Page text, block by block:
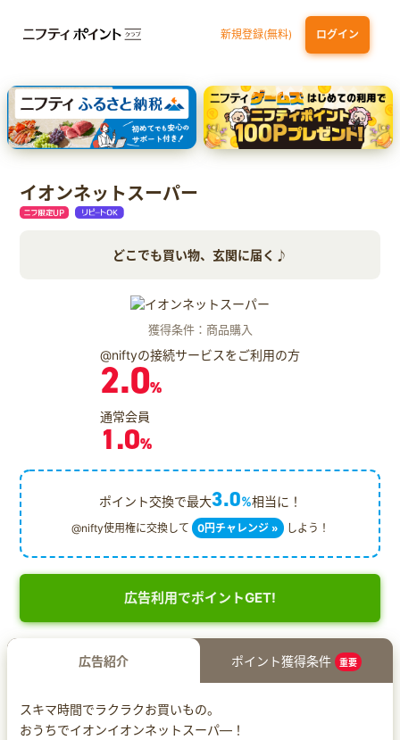
新規登録(無料) ログイン
dカード 九州カードNEXT JCB ORIGINAL SERIES：JCBカード S
三井住友カード ゴールド（NL）（家族カード発行）
【実質初月無料】DMM | Disney+(ディズニープラス) セットプラン
イオンネットスーパー
どこでも買い物、玄関に届く♪
獲得条件：商品購入
@niftyの接続サービスをご利用の方
2.0%
通常会員
1.0%
ポイント交換で最大3.0%相当に！
@nifty使用権に交換して 0円チャレンジ » しよう！
広告利用でポイントGET!
広告紹介 ポイント獲得条件 重要
スキマ時間でラクラクお買いもの。
おうちでイオンイオンネットスーパ―！